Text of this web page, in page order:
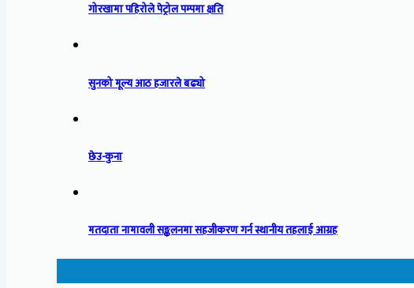
गोरखामा पहिरोले पेट्रोल पम्पमा क्षति
सुनको मूल्य आठ हजारले बढ्यो
छेउ-कुना
मतदाता नामावली सङ्कलनमा सहजीकरण गर्न स्थानीय तहलाई आग्रह